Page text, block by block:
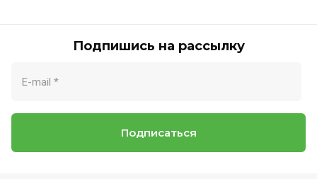
Подпишись на рассылку
Подписаться